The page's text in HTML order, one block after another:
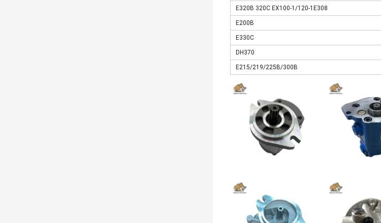
E320B 320C EX100-1/120-1E308
E200B
E330C
DH370
E215/219/225B/300B